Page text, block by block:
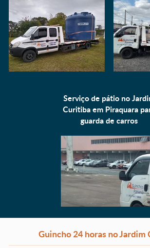
Serviço de pátio no
Curitiba em Piraquara
guarda de carros
Guincho 24 horas no Jardim